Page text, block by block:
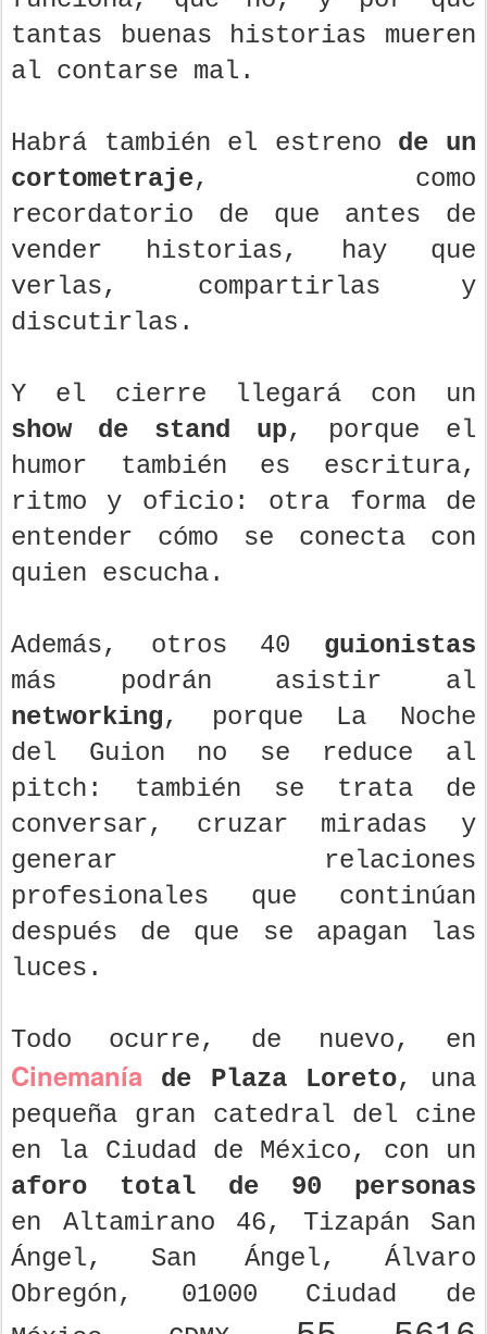
tantas buenas historias mueren
al contarse mal.
Habrá también el estreno de un
cortometraje, como
recordatorio de que antes de
vender historias, hay que
verlas, compartirlas y
discutirlas.
Y el cierre llegará con un
show de stand up, porque el
humor también es escritura,
ritmo y oficio: otra forma de
entender cómo se conecta con
quien escucha.
Además, otros 40 guionistas
más podrán asistir al
networking, porque La Noche
del Guion no se reduce al
pitch: también se trata de
conversar, cruzar miradas y
generar relaciones
profesionales que continúan
después de que se apagan las
luces.
Todo ocurre, de nuevo, en
Cinemanía de Plaza Loreto, una
pequeña gran catedral del cine
en la Ciudad de México, con un
aforo total de 90 personas
en Altamirano 46, Tizapán San
Ángel, San Ángel, Álvaro
Obregón, 01000 Ciudad de